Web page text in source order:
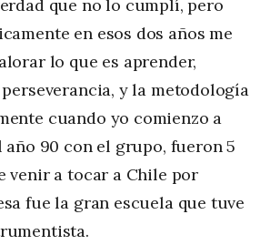
que no lo cumplí, pero
en esos dos años me
lo que es aprender,
y la metodología
cuando yo comienzo a
año 90 con el grupo, fueron 5
venir a tocar a Chile por
fue la gran escuela que tuve